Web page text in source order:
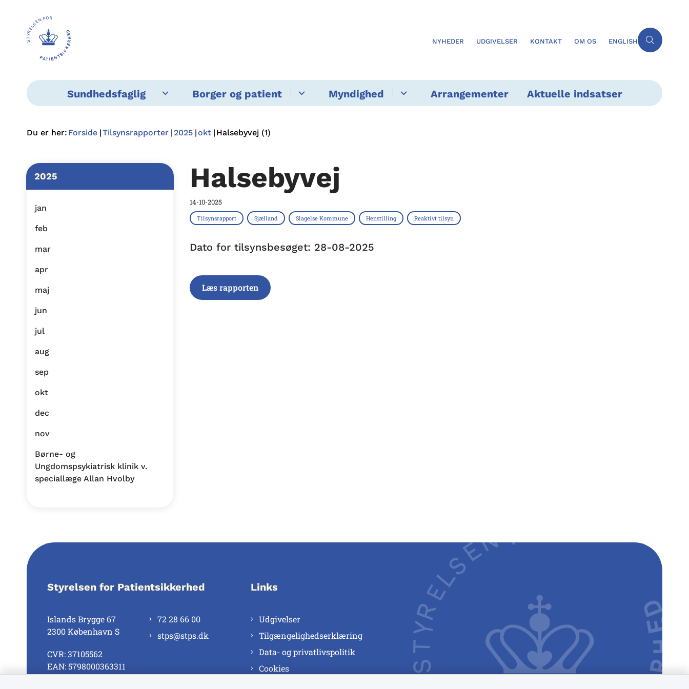
NYHEDER UDGIVELSER KONTAKT OM OS ENGLISH
Sundhedsfaglig Borger og patient Myndighed Arrangementer Aktuelle indsatser
Du er her: Forside Tilsynsrapporter 2025 okt Halsebyvej (1)
2025
jan
feb
mar
apr
maj
jun
jul
aug
sep
okt
dec
nov
Børne- og
Ungdomspsykiatrisk klinik v.
speciallæge Allan Hvolby
Halsebyvej
14-10-2025
Tilsynsrapport Sjælland Slagelse Kommune Henstilling Reaktivt tilsyn
Dato for tilsynsbesøget: 28-08-2025
Læs rapporten
Styrelsen for Patientsikkerhed
Islands Brygge 67
2300 København S
CVR: 37105562
EAN: 5798000363311
72 28 66 00
stps@stps.dk
Links
Udgivelser
Tilgængelighedserklæring
Data- og privatlivspolitik
Cookies